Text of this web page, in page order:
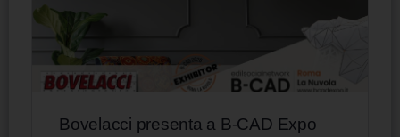
Bovelacci presenta a B-CAD Expo